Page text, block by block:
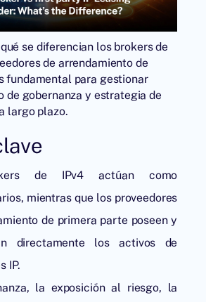
se diferencian los brokers de
de arrendamiento de
fundamental para gestionar
de gobernanza y estrategia de
largo plazo.
de IPv4 actúan como
mientras que los proveedores
de primera parte poseen y
directamente los activos de
IP.
la exposición al riesgo, la